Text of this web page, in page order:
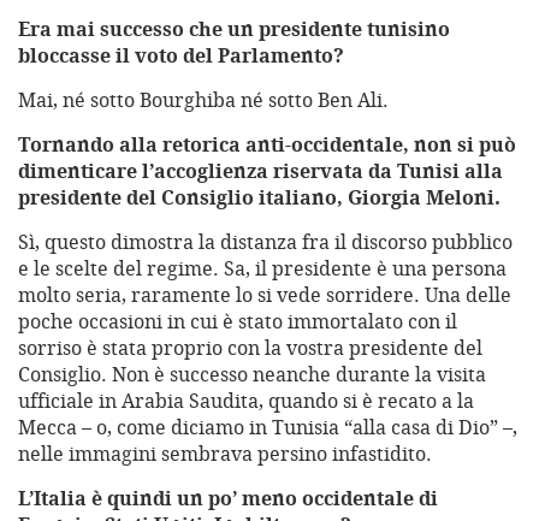
Era mai successo che un presidente tunisino
bloccasse il voto del Parlamento?
Mai, né sotto Bourghiba né sotto Ben Ali.
Tornando alla retorica anti-occidentale, non si può
dimenticare l’accoglienza riservata da Tunisi alla
presidente del Consiglio italiano, Giorgia Meloni.
Sì, questo dimostra la distanza fra il discorso pubblico
e le scelte del regime. Sa, il presidente è una persona
molto seria, raramente lo si vede sorridere. Una delle
poche occasioni in cui è stato immortalato con il
sorriso è stata proprio con la vostra presidente del
Consiglio. Non è successo neanche durante la visita
ufficiale in Arabia Saudita, quando si è recato a la
Mecca – o, come diciamo in Tunisia “alla casa di Dio” –,
nelle immagini sembrava persino infastidito.
L’Italia è quindi un po’ meno occidentale di